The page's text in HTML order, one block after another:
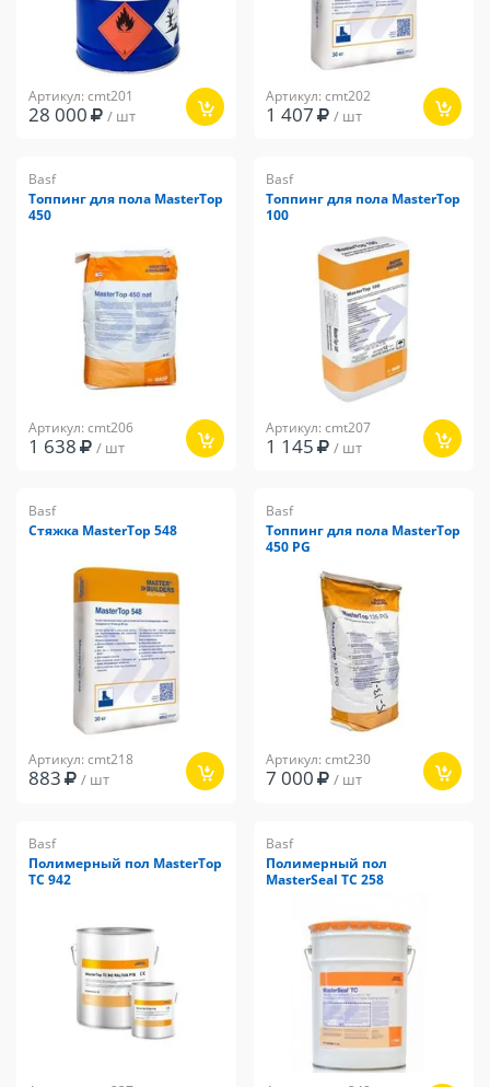
Артикул: cmt201
28 000 / шт
Артикул: cmt202
1 407 / шт
Basf
Топпинг для пола MasterTop
450
Артикул: cmt206
1 638 / шт
Basf
Топпинг для пола MasterTop
100
Артикул: cmt207
1 145 / шт
Basf
Стяжка MasterTop 548
Артикул: cmt218
883 / шт
Basf
Топпинг для пола MasterTop
450 PG
Артикул: cmt230
7 000 / шт
Basf
Полимерный пол MasterTop
ТС 942
Basf
Полимерный пол
MasterSeal TC 258